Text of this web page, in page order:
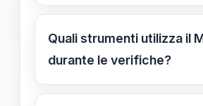
dell’ambiente scolastico.
Le ispezioni garantiscono
e rispetto delle norme,
l’autonomia scolastica e
ambiente educativo
Quali strumenti utilizza il
durante le verifiche?
Il Ministero impiega